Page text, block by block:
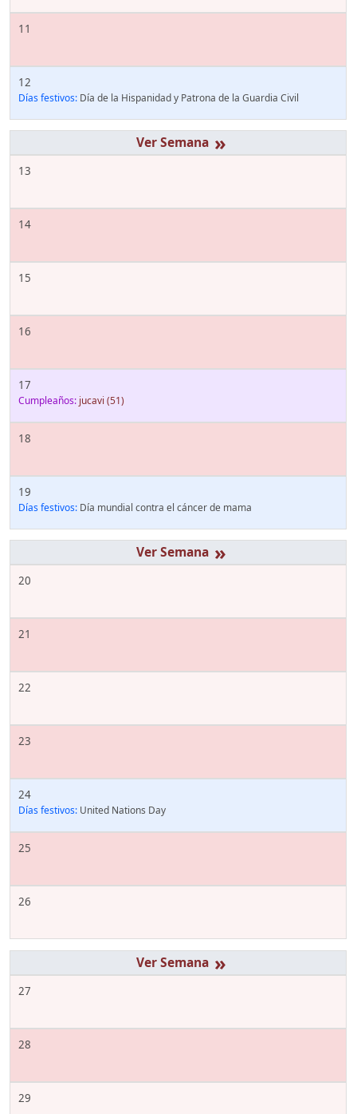
11
12
Días festivos: Día de la Hispanidad y Patrona de la Guardia Civil
»
13
14
15
16
17
Cumpleaños: jucavi (51)
18
19
Días festivos: Día mundial contra el cáncer de mama
»
20
21
22
23
24
Días festivos: United Nations Day
25
26
»
27
28
29